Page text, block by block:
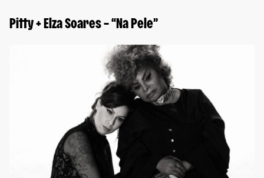
Pitty + Elza Soares – “Na Pele”